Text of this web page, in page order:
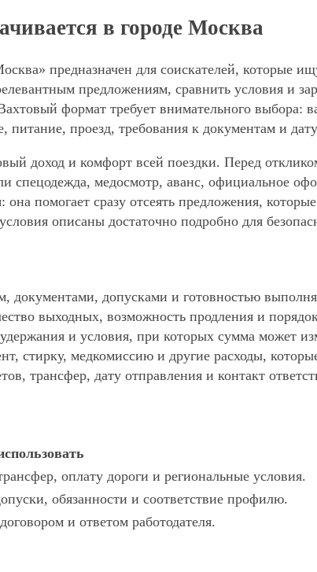
в городе Москва
предназначен для соискателей, которые
предложениям, сравнить условия и
формат требует внимательного выбора:
проезд, требования к документам и
доход и комфорт всей поездки. Перед
спецодежда, медосмотр, аванс, официальное
помогает сразу отсеять предложения,
описаны достаточно подробно для
документами, допусками и готовностью
выходных, возможность продления и
и условия, при которых сумма может
стирку, медкомиссию и другие расходы,
трансфер, дату отправления и контакт
оплату дороги и региональные условия.
обязанности и соответствие профилю.
и ответом работодателя.